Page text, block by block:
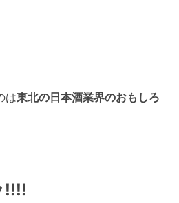
は東北の日本酒業界のおもしろ
!!!!